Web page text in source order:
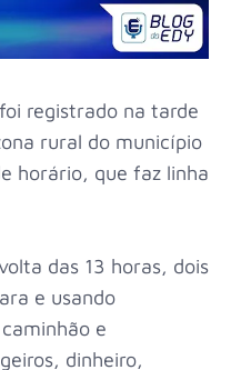
registrado na tarde
rural do município
horário, que faz linha
das 13 horas, dois
e usando
e
dinheiro,